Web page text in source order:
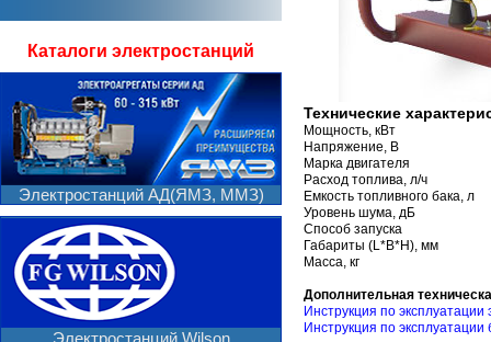
Каталоги электростанций
Электростанций АД(ЯМЗ, ММЗ)
Электростанций Wilson
Технические
Мощность, кВт
Напряжение, В
Марка двигателя
Расход топлива, л/ч
Емкость топливного бака, л
Уровень шума, дБ
Способ запуска
Габариты (L*B*H), мм
Масса, кг
Дополнительная
Инструкция по
Инструкция по